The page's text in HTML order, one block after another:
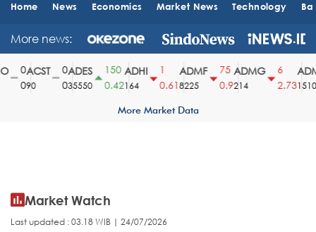
Home News Economics Market News Technology
More news:
ACST
90
ADES
35550
150
0.42
ADHI
164
0.61
ADMF
8225
0.9
ADMG
214
2.73
ADMR
1510
More Market Data
Market Watch
Last updated : 03.18 WIB | 24/07/2026